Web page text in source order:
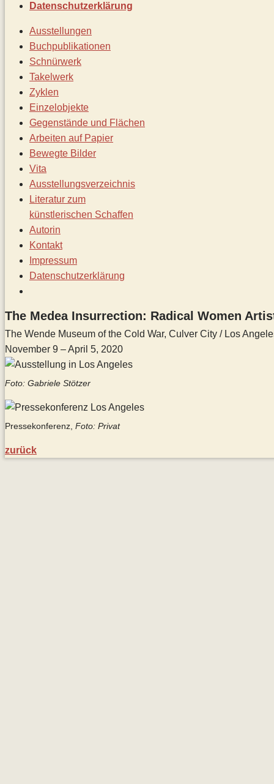
Datenschutz­erklärung
Ausstellungen
Buchpublikationen
Schnürwerk
Takelwerk
Zyklen
Einzelobjekte
Gegenstände und Flächen
Arbeiten auf Papier
Bewegte Bilder
Vita
Ausstellungsverzeichnis
Literatur zum
künstlerischen Schaffen
Autorin
Kontakt
Impressum
Datenschutz­erklärung
search
The Medea Insurrection: Radical Women
The Wende Museum of the Cold War, Culver City / Los
November 9 – April 5, 2020
Foto: Gabriele Stötzer
Pressekonferenz, Foto: Privat
zurück